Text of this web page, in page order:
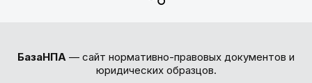
БазаНПА — сайт нормативно-правовых документов и
юридических образцов.